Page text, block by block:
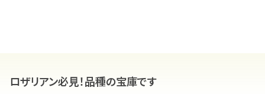
ロザリアン必見！品種の宝庫です